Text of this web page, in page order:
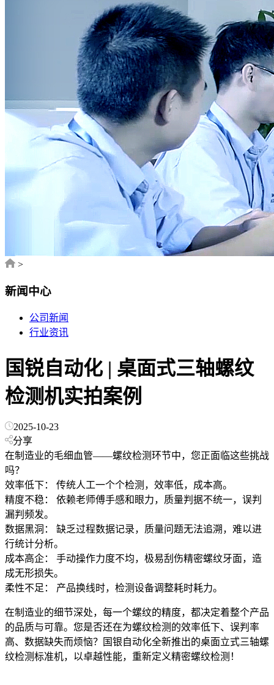
>
新闻中心
公司新闻
行业资讯
国锐自动化 | 桌面式三轴螺纹
检测机实拍案例
2025-10-23
分享
在制造业的毛细血管——螺纹检测环节中，您正面临这些挑战
吗？
效率低下： 传统人工一个个检测，效率低，成本高。
精度不稳： 依赖老师傅手感和眼力，质量判据不统一，误判
漏判频发。
数据黑洞： 缺乏过程数据记录，质量问题无法追溯，难以进
行统计分析。
成本高企： 手动操作力度不均，极易刮伤精密螺纹牙面，造
成无形损失。
柔性不足： 产品换线时，检测设备调整耗时耗力。
在制造业的细节深处，每一个螺纹的精度，都决定着整个产品
的品质与可靠。您是否还在为螺纹检测的效率低下、误判率
高、数据缺失而烦恼？国银自动化全新推出的桌面立式三轴螺
纹检测标准机，以卓越性能，重新定义精密螺纹检测！